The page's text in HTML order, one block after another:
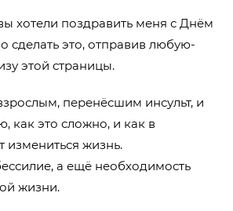
хотели поздравить меня с Днём
сделать это, отправив любую-
этой страницы.
перенёсшим инсульт, и
как это сложно, и как в
измениться жизнь.
а ещё необходимость
жизни.